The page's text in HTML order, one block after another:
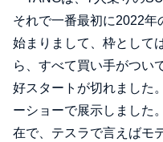
それで一番最初に2022
始まりまして、枠として
ら、すべて買い手がつい
好スタートが切れました
ーショーで展示しました
在で、テスラで言えばモ